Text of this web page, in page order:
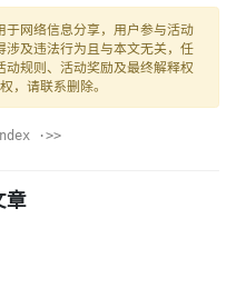
网络信息分享，用户参与活动
及违法行为且与本文无关，任
规则、活动奖励及最终解释权
，请联系删除。
·>>
章